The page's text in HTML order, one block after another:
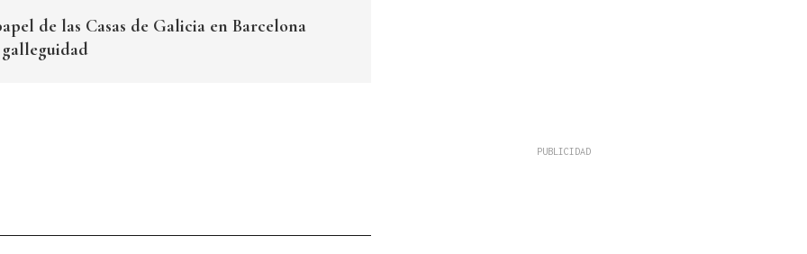
de las Casas de Galicia en Barcelona